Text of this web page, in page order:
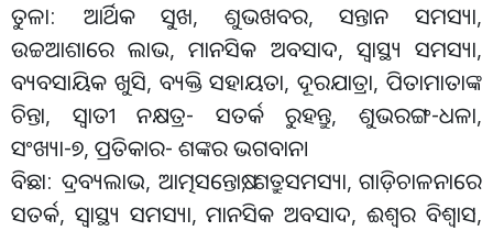
ତୁଳା: ଆର୍ଥିକ ସୁଖ, ଶୁଭଖବର, ସନ୍ତାନ ସମସ୍ୟା,
ଉଚ୍ଚଆଶାରେ ଲାଭ, ମାନସିକ ଅବସାଦ, ସ୍ବାସ୍ଥ୍ୟ ସମସ୍ୟା,
ବ୍ୟବସାୟିକ ଖୁସି, ବ୍ୟକ୍ତି ସହାୟତା, ଦୂରଯାତ୍ରା, ପିତାମାତାଙ୍କ
ଚିନ୍ତା, ସ୍ବାତୀ ନକ୍ଷତ୍ର- ସତର୍କ ରୁହନ୍ତୁ, ଶୁଭରଙ୍ଗ-ଧଳା,
ସଂଖ୍ୟା-୭, ପ୍ରତିକାର- ଶଙ୍କର ଭଗବାନ।
ବିଛା: ଦ୍ରବ୍ୟଲାଭ, ଆତ୍ମସନ୍ତୋଷ, ଶତ୍ରୁସମସ୍ୟା, ଗାଡ଼ିଚାଳନାରେ
ସତର୍କ, ସ୍ବାସ୍ଥ୍ୟ ସମସ୍ୟା, ମାନସିକ ଅବସାଦ, ଈଶ୍ବର ବିଶ୍ବାସ,